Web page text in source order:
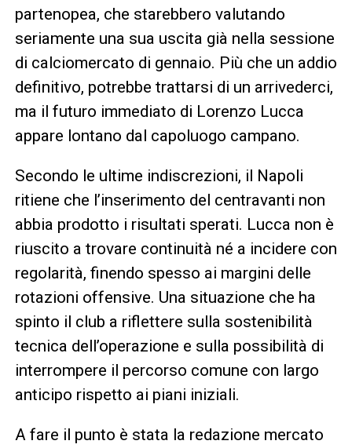
partenopea, che starebbero valutando
seriamente una sua uscita già nella sessione
di calciomercato di gennaio. Più che un addio
definitivo, potrebbe trattarsi di un arrivederci,
ma il futuro immediato di Lorenzo Lucca
appare lontano dal capoluogo campano.
Secondo le ultime indiscrezioni, il Napoli
ritiene che l’inserimento del centravanti non
abbia prodotto i risultati sperati. Lucca non è
riuscito a trovare continuità né a incidere con
regolarità, finendo spesso ai margini delle
rotazioni offensive. Una situazione che ha
spinto il club a riflettere sulla sostenibilità
tecnica dell’operazione e sulla possibilità di
interrompere il percorso comune con largo
anticipo rispetto ai piani iniziali.
A fare il punto è stata la redazione mercato